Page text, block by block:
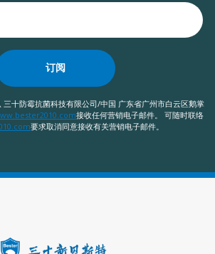
订阅
十防霉抗菌科技有限公司/中国 广东省广州市白云区鹅掌
接收任何营销电子邮件。 可随时联络
要求取消同意接收有关营销电子邮件。